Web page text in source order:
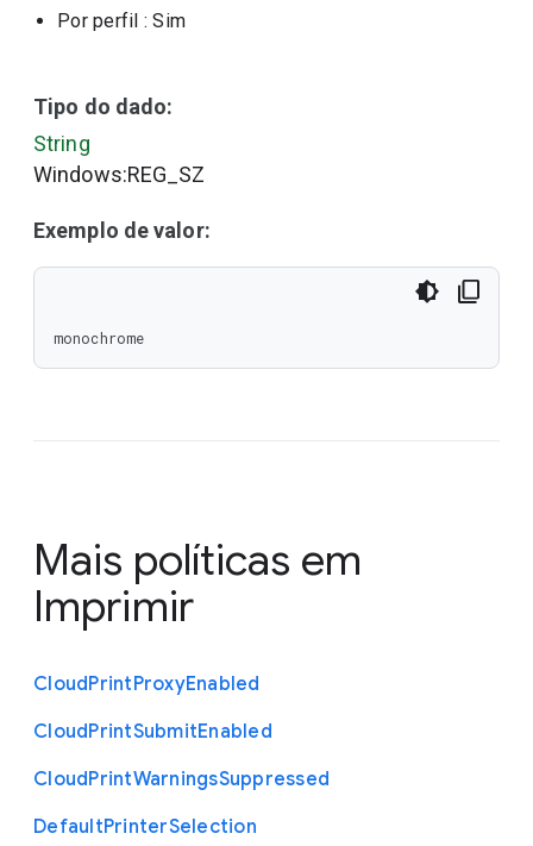
Por perfil : Sim
Tipo do dado:
String
Windows:REG_SZ
Exemplo de valor:
monochrome
Mais políticas em
Imprimir
CloudPrintProxyEnabled
CloudPrintSubmitEnabled
CloudPrintWarningsSuppressed
DefaultPrinterSelection